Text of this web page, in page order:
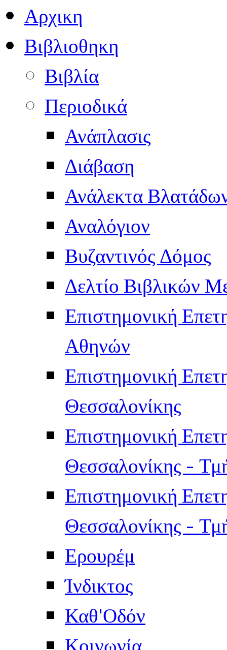
Αρχικη
Βιβλιοθηκη
Βιβλία
Περιοδικά
Ανάπλασις
Διάβαση
Ανάλεκτα
Αναλόγιον
Βυζαντινός Δόμος
Δελτίο Βιβλικών
Επιστημονική
Αθηνών
Επιστημονική
Θεσσαλονίκης
Επιστημονική
Θεσσαλονίκης -
Επιστημονική
Θεσσαλονίκης -
Ερουρέμ
Ίνδικτος
Καθ'Οδόν